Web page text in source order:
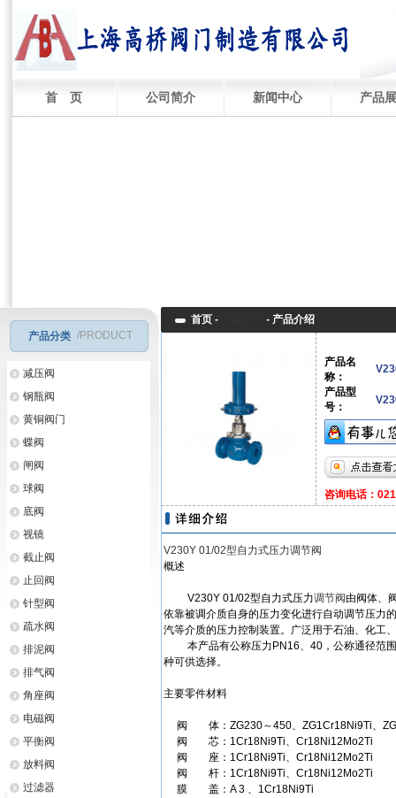
首 页 公司简介 新闻中心 产品
产品分类 /PRODUCT
减压阀
钢瓶阀
黄铜阀门
蝶阀
闸阀
球阀
底阀
视镜
截止阀
止回阀
针型阀
疏水阀
排泥阀
排气阀
角座阀
电磁阀
平衡阀
放料阀
过滤器
首页 - - 产品介绍
产品名
称：
产品型
号：
咨询电话：
V230Y 01/02型自力式压力调节阀
概述
V230Y 01/02型自力式压力调节阀 由阀体、
依靠被调介质自身的压力变化进行自动调节压力
汽等介质的压力控制装置。广泛用于石油、化工
本产品有公称压力PN16、40，公称通径范
种可供选择。
主要零件材料
阀 体：ZG230～450、ZG1Cr18Ni9Ti、
阀 芯：1Cr18Ni9Ti、Cr18Ni12Mo2Ti
阀 座：1Cr18Ni9Ti、Cr18Ni12Mo2Ti
阀 杆：1Cr18Ni9Ti、Cr18Ni12Mo2Ti
膜 盖：A 3 、1Cr18Ni9Ti